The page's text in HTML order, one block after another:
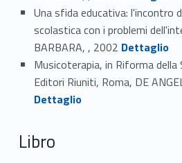
Una sfida educativa: l'incontro
scolastica con i problemi
BARBARA, , 2002 Link identifier #identifier_person_150494-28
Dettaglio
Musicoterapia, in Riforma
Editori Riuniti, Roma, DE
Dettaglio
Libro